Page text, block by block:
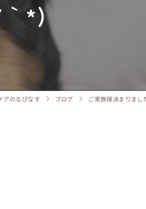
ミニチュアダックスフンド
ポメラニアン
｀*)
アのるぴなす ブログ ご家族様決まりま